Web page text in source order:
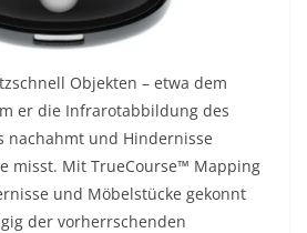
Objekten – etwa dem
er die Infrarotabbildung des
nachahmt und Hindernisse
misst. Mit TrueCourse™ Mapping
und Möbelstücke gekonnt
der vorherrschenden